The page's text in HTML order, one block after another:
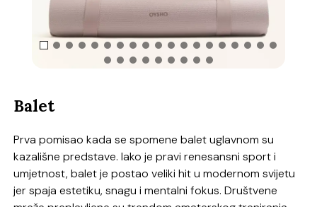
Balet
Prva pomisao kada se spomene balet uglavnom su
kazališne predstave. Iako je pravi renesansni sport i
umjetnost, balet je postao veliki hit u modernom svijetu
jer spaja estetiku, snagu i mentalni fokus. Društvene